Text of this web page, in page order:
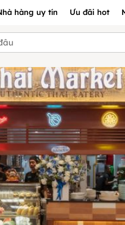
hàng uy tín Ưu đãi hot